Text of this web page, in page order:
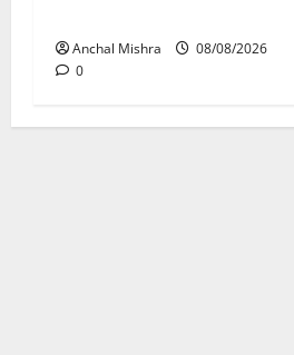
Anchal Mishra
08/08/2026
0